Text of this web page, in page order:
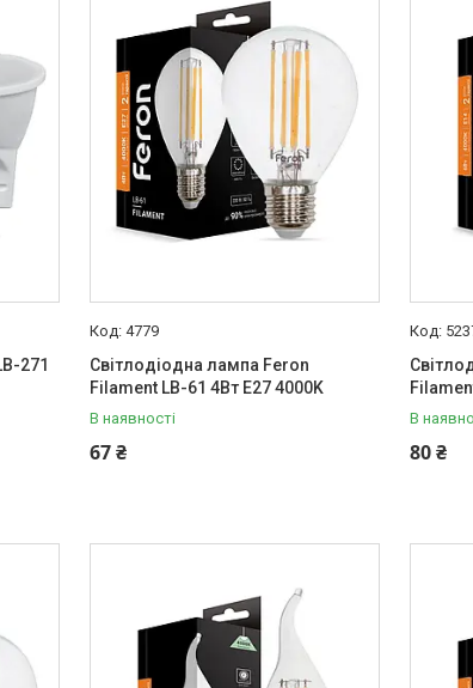
271
4779
Світлодіодна лампа Feron
Filament LB-61 4Вт E27 4000K
В наявності
67 ₴
В
80 ₴